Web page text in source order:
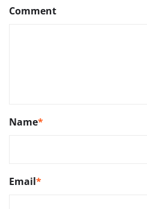
Comment
Name*
Email*